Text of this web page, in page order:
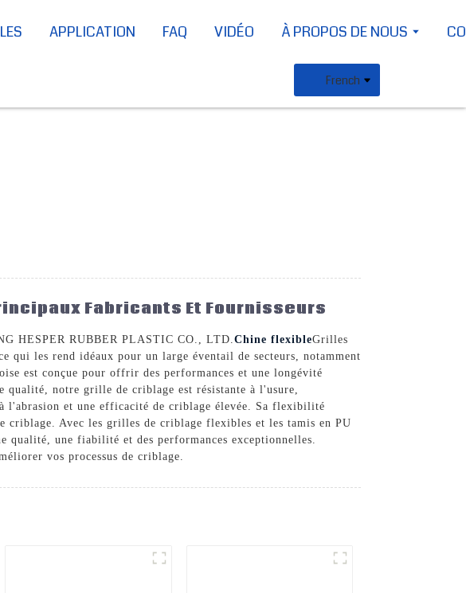
APPLICATION FAQ VIDÉO À PROPOS DE NOUS
French
Fabricants Et Fournisseurs
HESPER RUBBER PLASTIC CO., LTD. Chine flexibleGrilles
les rend idéaux pour un large éventail de secteurs, notamment
est conçue pour offrir des performances et une longévité
qualité, notre grille de criblage est résistante à l'usure,
l'abrasion et une efficacité de criblage élevée. Sa flexibilité
Avec les grilles de criblage flexibles et les tamis en PU
une fiabilité et des performances exceptionnelles.
vos processus de criblage.